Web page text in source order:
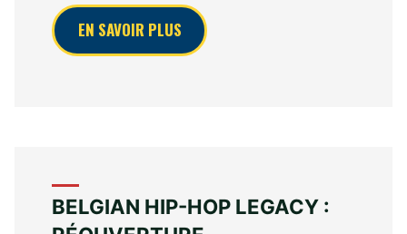
EN SAVOIR PLUS
BELGIAN HIP-HOP LEGACY :